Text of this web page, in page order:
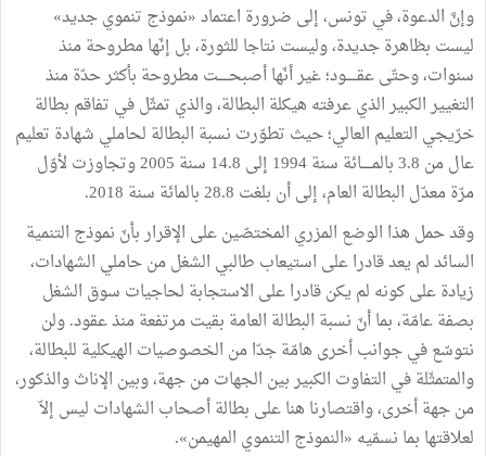
وإنَّ الدعوة، في تونس، إلى ضرورة اعتماد «نموذج تنموي جديد»
ليست بظاهرة جديدة، وليست نتاجا للثورة، بل إنّها مطروحة منذ
سنوات، وحتّى عقـــــود؛ غير أنّها أصبحـــــت مطروحة بأكثر حدّة منذ
التغيير الكبير الذي عرفته هيكلة البطالة، والذي تمثّل في تفاقم بطالة
خرّيجي التعليم العالي؛ حيث تطوّرت نسبة البطالة لحاملي شهادة تعليم
عال من 3.8 بالمـــــائة سنة 1994 إلى 14.8 سنة 2005 وتجاوزت لأوّل
مرّة معدّل البطالة العام، إلى أن بلغت 28.8 بالمائة سنة 2018.
وقد حمل هذا الوضع المزري المختصّين على الإقرار بأنّ نموذج التنمية
السائد لم يعد قادرا على استيعاب طالبي الشغل من حاملي الشهادات،
زيادة على كونه لم يكن قادرا على الاستجابة لحاجيات سوق الشغل
بصفة عامّة، بما أنّ نسبة البطالة العامة بقيت مرتفعة منذ عقود. ولن
نتوسّع في جوانب أخرى هامّة جدّا من الخصوصيات الهيكلية للبطالة،
والمتمثّلة في التفاوت الكبير بين الجهات من جهة، وبين الإناث والذكور،
من جهة أخرى، واقتصارنا هنا على بطالة أصحاب الشهادات ليس إلاّ
لعلاقتها بما نسمّيه «النموذج التنموي المهيمن».